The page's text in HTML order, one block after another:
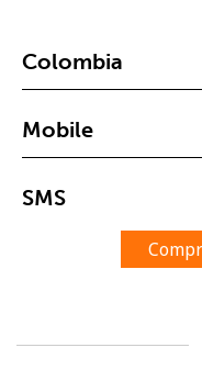
Mínimo 8 caracteres
Un número
Un caracter especial
Mantente en
ofertas.
Colombia
Mobile
SMS